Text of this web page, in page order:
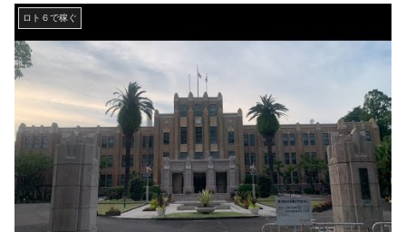
ロト６で稼ぐ